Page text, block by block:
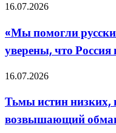
Эстонии
под
сомнение
пользу
сил»
«Мы
русским»:
В
Средней
уверены,
что
перед
ними
в
16.07.2026
«Мы помогли
уверены, что
Тьмы
низких,
нам
дороже,
16.07.2026
Тьмы истин низких,
возвышающий